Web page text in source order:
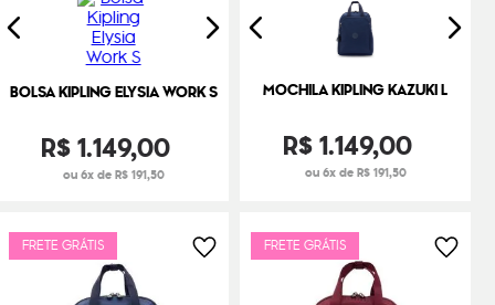
BOLSA KIPLING ELYSIA WORK S
R$1.149,00
ou 6x de R$ 191,50
MOCHILA KIPLING KAZUKI L
R$1.149,00
ou 6x de R$ 191,50
FRETE GRÁTIS FRETE GRÁTIS